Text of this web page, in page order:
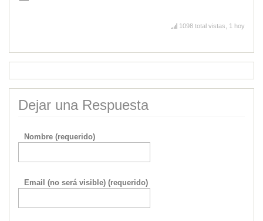
1098 total vistas, 1 hoy
Dejar una Respuesta
Nombre (requerido)
Email (no será visible) (requerido)